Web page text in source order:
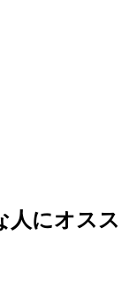
人にオスス